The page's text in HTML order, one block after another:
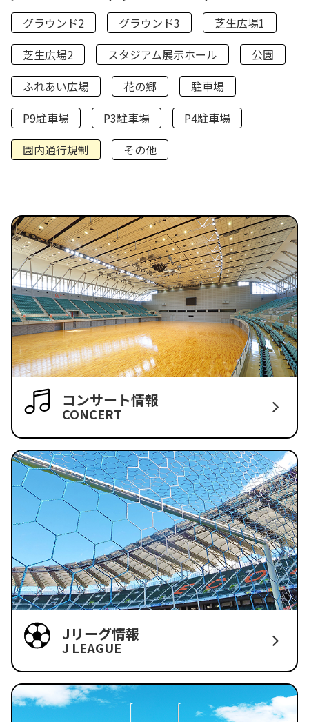
グラウンド2
グラウンド3
芝生広場1
芝生広場2
スタジアム展示ホール
公園
ふれあい広場
花の郷
駐車場
P9駐車場
P3駐車場
P4駐車場
園内通行規制
その他
コンサート情報
CONCERT
Jリーグ情報
J LEAGUE